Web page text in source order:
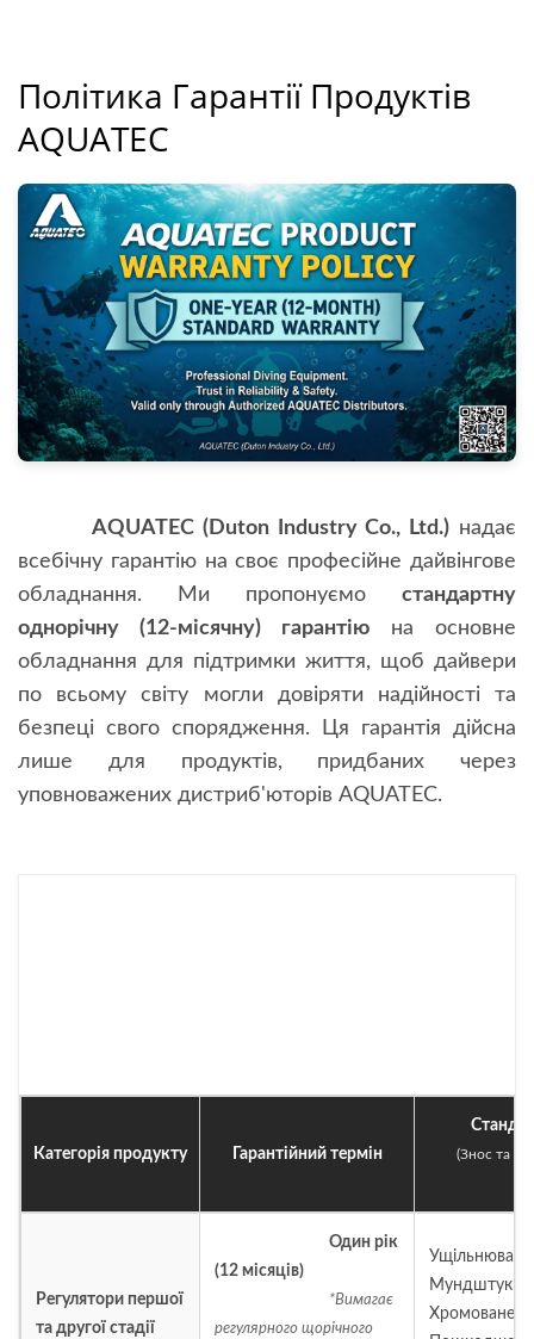
Політика Гарантії Продуктів
AQUATEC
AQUATEC (Duton Industry Co., Ltd.) надає
всебічну гарантію на своє професійне дайвінгове
обладнання. Ми пропонуємо стандартну
однорічну (12-місячну) гарантію на основне
обладнання для підтримки життя, щоб дайвери
по всьому світу могли довіряти надійності та
безпеці свого спорядження. Ця гарантія дійсна
лише для продуктів, придбаних через
уповноважених дистриб'юторів AQUATEC.
Категорія продукту Гарантійний термін
(Знос та
Регулятори першої
та другої стадії
Один рік
(12 місяців)
*Вимагає
регулярного щорічного
Мундштуки,
Хромоване